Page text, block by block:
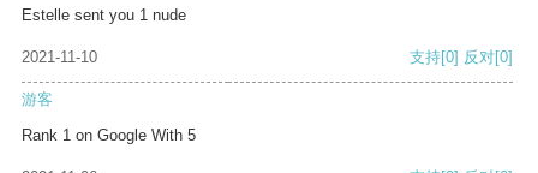
Estelle sent you 1 nude
2021-11-10 支持[0] 反对[0]
游客
Rank 1 on Google With 5